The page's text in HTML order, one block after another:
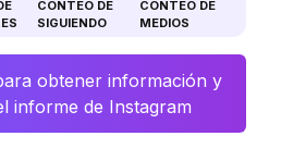
CONTEO DE
SIGUIENDO
CONTEO DE
MEDIOS
obtener información y
informe de Instagram